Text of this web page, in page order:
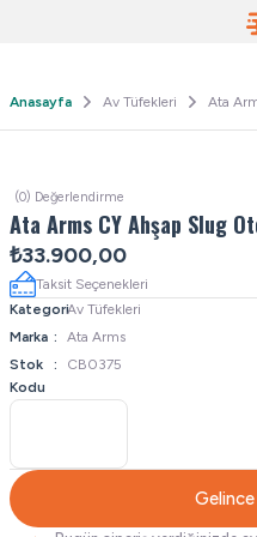
Anasayfa Av Tüfekleri Ata
(0) Değerlendirme
Ata Arms CY Ahşap Slug
₺33.900,00
Taksit Seçenekleri
KategoriAv Tüfekleri
Marka
Ata Arms
Stok
Kodu
CB0375